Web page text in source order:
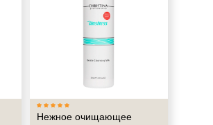
Нежное очищающее